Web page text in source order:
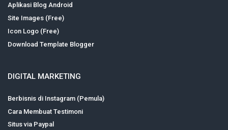
Aplikasi Blog Android
Site Images (Free)
Icon Logo (Free)
Download Template Blogger
DIGITAL MARKETING
Berbisnis di Instagram (Pemula)
Cara Membuat Testimoni
Situs via Paypal